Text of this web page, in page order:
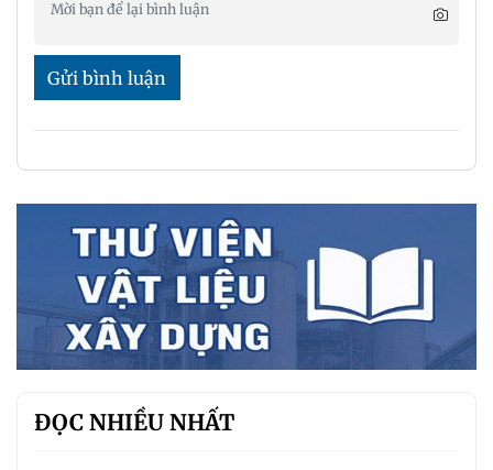
Gửi bình luận
ĐỌC NHIỀU NHẤT